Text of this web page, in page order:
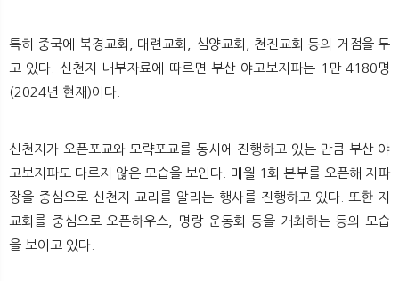
특히 중국에 북경교회, 대련교회, 심양교회, 천진교회 등의 거점을 두
고 있다. 신천지 내부자료에 따르면 부산 야고보지파는 1만 4180명
(2024년 현재)이다.
신천지가 오픈포교와 모략포교를 동시에 진행하고 있는 만큼 부산 야
고보지파도 다르지 않은 모습을 보인다. 매월 1회 본부를 오픈해 지파
장을 중심으로 신천지 교리를 알리는 행사를 진행하고 있다. 또한 지
교회를 중심으로 오픈하우스, 명랑 운동회 등을 개최하는 등의 모습
을 보이고 있다.